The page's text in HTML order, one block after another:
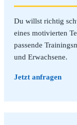
Du willst richtig
eines motivierten
passende
und Erwachsene.
Jetzt anfragen